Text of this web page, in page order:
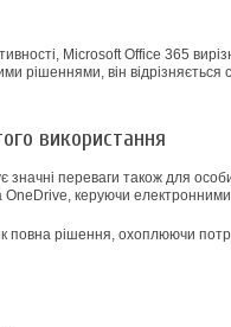
Microsoft Office 365
рішеннями, він
використання
переваги також для
керуючи
повна рішення, охоплюючи